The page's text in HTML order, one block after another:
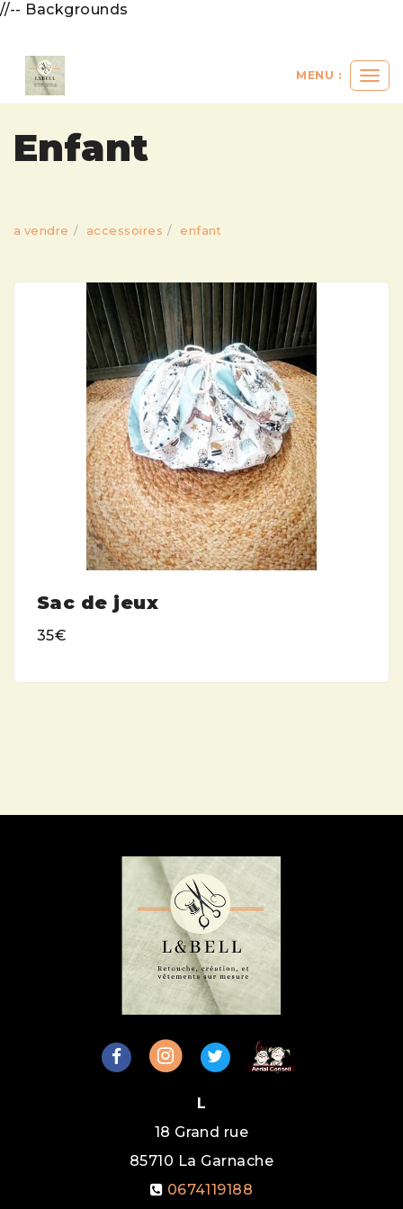
//-- Backgrounds
le
MENU :
Enfant
a vendre accessoires enfant
Sac de jeux
35€
L
18 Grand rue
85710 La Garnache
0674119188